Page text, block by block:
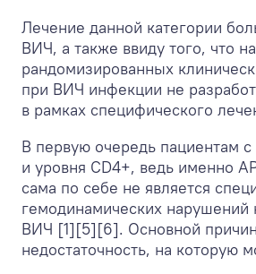
Лечение данной категории
ВИЧ, а также ввиду того, что
рандомизированных
при ВИЧ инфекции не
в рамках специфического
В первую очередь пациентам
и уровня CD4+, ведь именно
сама по себе не является
гемодинамических нарушений
ВИЧ [1][5][6]. Основной
недостаточность, на которую